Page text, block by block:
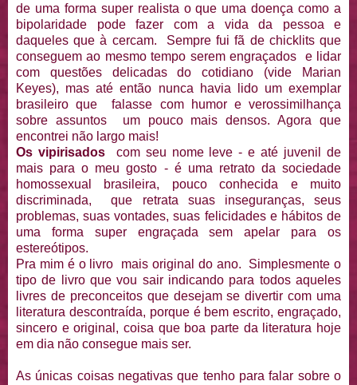
de uma forma super realista o que uma doença como a
bipolaridade pode fazer com a vida da pessoa e
daqueles que à cercam. Sempre fui fã de chicklits que
conseguem ao mesmo tempo serem engraçados e lidar
com questões delicadas do cotidiano (vide Marian
Keyes), mas até então nunca havia lido um exemplar
brasileiro que falasse com humor e verossimilhança
sobre assuntos um pouco mais densos. Agora que
encontrei não largo mais!
Os vipirisados
com seu nome leve - e até juvenil de
mais para o meu gosto - é uma retrato da sociedade
homossexual brasileira, pouco conhecida e muito
discriminada, que retrata suas inseguranças, seus
problemas, suas vontades, suas felicidades e hábitos de
uma forma super engraçada sem apelar para os
estereótipos.
Pra mim é o livro mais original do ano. Simplesmente o
tipo de livro que vou sair indicando para todos aqueles
livres de preconceitos que desejam se divertir com uma
literatura descontraída, porque é bem escrito, engraçado,
sincero e original, coisa que boa parte da literatura hoje
em dia não consegue mais ser.
As únicas coisas negativas que tenho para falar sobre o